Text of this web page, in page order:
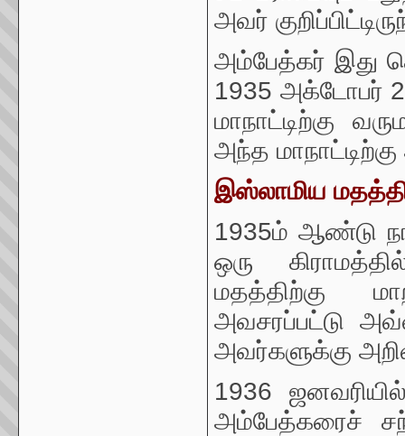
அவர்
அம்பேத்கர் இது
1935 அக்டோபர்
மாநாட்டிற்கு
அந்த
இஸ்லாமிய
1935ம் ஆண்டு
ஒரு
மதத்திற்கு
அவசரப்பட்டு
அவர்களுக்கு
1936
அம்பேத்கரைச்